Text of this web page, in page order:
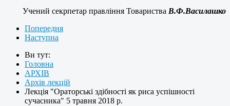
Учений секрпетар правління Товариства В.Ф.Василашко
Попередня
Наступна
Ви тут:
Головна
АРХІВ
Архів лекцій
Лекція "Ораторські здібності як риса успішності
сучасника" 5 травня 2018 р.